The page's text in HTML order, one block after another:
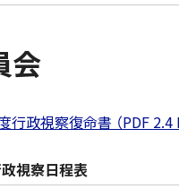
会
政視察復命書 （PDF 2.4
視察日程表